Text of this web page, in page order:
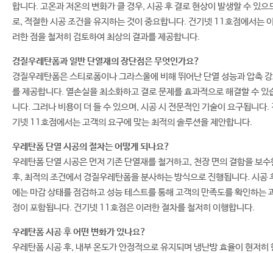
합니다. 고온과 저온의 변화가 클 경우, 시공 후 결로 현상이 발생할 수 있으
로, 적절한 시공 조건을 유지하는 것이 중요합니다. 건기넷 11호점에서는
러한 점을 철저히 검토하여 최상의 결과를 제공합니다.
경질우레탄폼과 일반 단열재의 장단점은 무엇인가요?
경질우레탄폼은 스티로폼이나 그라스울에 비해 뛰어난 단열 성능과 압축
를 제공합니다. 열손실을 최소화하고 결로 문제를 효과적으로 해결할 수 있
니다. 그러나 비용이 더 들 수 있으며, 시공 시 전문적인 기술이 요구됩니다.
기넷 11호점에서는 고객의 요구에 맞는 최적의 솔루션을 제안합니다.
우레탄폼 단열 시공의 절차는 어떻게 되나요?
우레탄폼 단열 시공은 먼저 기존 단열재를 철거하고, 천장 면의 결함을 보수
후, 최적의 조건에서 경질우레탄폼을 분사하는 방식으로 진행됩니다. 시공
에는 마감 상태를 점검하고 성능 테스트를 통해 고객의 만족도를 확인하는
정이 포함됩니다. 건기넷 11호점은 이러한 절차를 철저히 이행합니다.
우레탄폼 시공 후 어떤 변화가 있나요?
우레탄폼 시공 후, 내부 온도가 안정적으로 유지되며 냉난방 효율이 현저히